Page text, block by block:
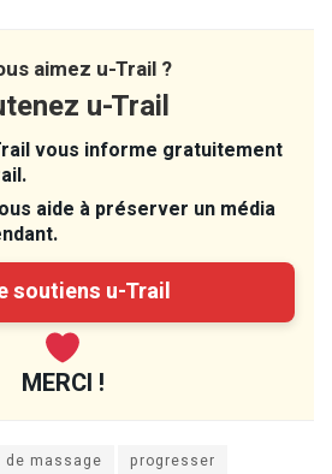
aimez u-Trail ?
u-Trail
vous informe gratuitement
aide à préserver un média
soutiens u-Trail
MERCI !
massage
progresser